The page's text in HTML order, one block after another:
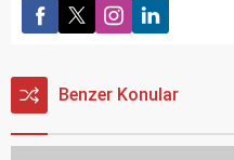
Benzer Konular